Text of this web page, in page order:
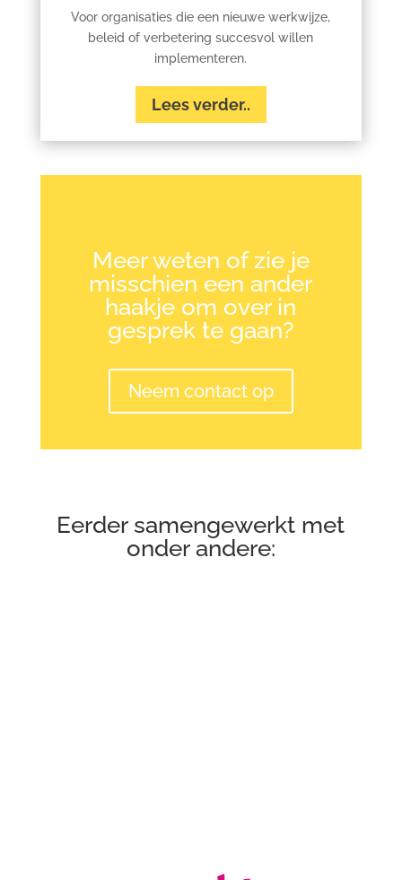
Voor organisaties die een nieuwe werkwijze,
beleid of verbetering succesvol willen
implementeren.
Lees verder..
Meer weten of zie je
misschien een ander
haakje om over in
gesprek te gaan?
Neem contact op
Eerder samengewerkt met
onder andere: